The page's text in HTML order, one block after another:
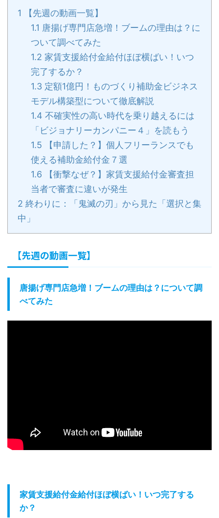
1 【先週の動画一覧】
1.1 唐揚げ専門店急増！ブームの理由は？に
ついて調べてみた
1.2 家賃支援給付金給付ほぼ横ばい！いつ
完了するか？
1.3 定額1億円！ものづくり補助金ビジネス
モデル構築型について徹底解説
1.4 不確実性の高い時代を乗り越えるには
「ビジョナリーカンパニー４」を読もう
1.5 【申請した？】個人フリーランスでも
使える補助金給付金７選
1.6 【衝撃なぜ？】家賃支援給付金審査担
当者で審査に違いが発生
2 終わりに：「鬼滅の刃」から見た「選択と集
中」
【先週の動画一覧】
唐揚げ専門店急増！ブームの理由は？について調
べてみた
家賃支援給付金給付ほぼ横ばい！いつ完了する
か？